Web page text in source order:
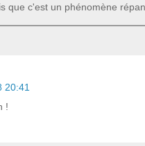
que c'est un phénomène
20:41
!